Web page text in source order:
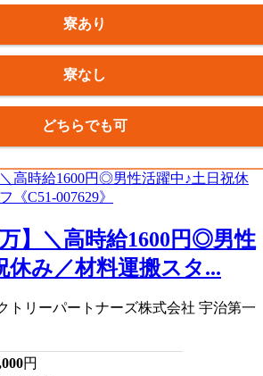
寮あり
寮なし
どちらでも可
万】＼高時給1600円◎男性
休み／材料運搬スタ...
トリーパートナーズ株式会社 宇治第一
円